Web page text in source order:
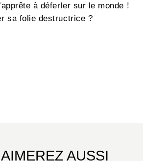
à déferler sur le monde !
sa folie destructrice ?
AUSSI